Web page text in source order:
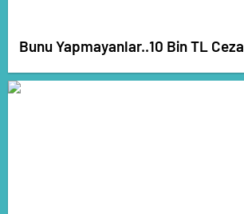
Bunu Yapmayanlar..10 Bin TL Ceza